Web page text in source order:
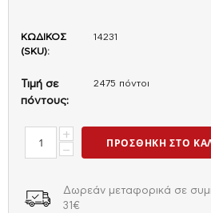
ΚΩΔΙΚΟΣ
(SKU):
14231
Τιμή σε
πόντους:
2475 πόντοι
+
−
ΠΡΟΣΘΉΚΗ ΣΤΟ
Δωρεάν μεταφορικά σε
31€